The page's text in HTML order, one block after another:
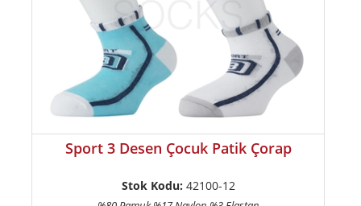
Sport 3 Desen Çocuk Patik Çorap
Stok Kodu: 42100-12